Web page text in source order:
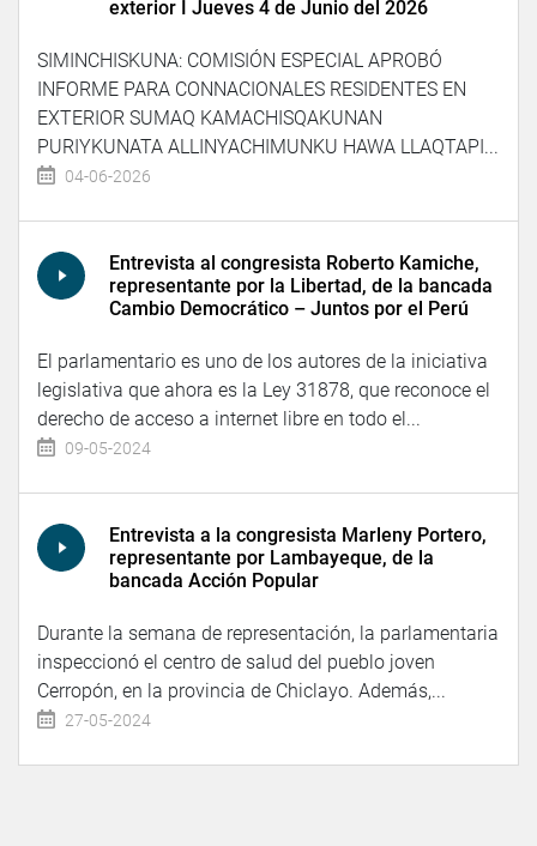
exterior I Jueves 4 de Junio del 2026
SIMINCHISKUNA: COMISIÓN ESPECIAL APROBÓ
INFORME PARA CONNACIONALES RESIDENTES EN
EXTERIOR SUMAQ KAMACHISQAKUNAN
PURIYKUNATA ALLINYACHIMUNKU HAWA LLAQTAPI...
04-06-2026
Entrevista al congresista Roberto Kamiche,
representante por la Libertad, de la bancada
Cambio Democrático – Juntos por el Perú
El parlamentario es uno de los autores de la iniciativa
legislativa que ahora es la Ley 31878, que reconoce el
derecho de acceso a internet libre en todo el...
09-05-2024
Entrevista a la congresista Marleny Portero,
representante por Lambayeque, de la
bancada Acción Popular
Durante la semana de representación, la parlamentaria
inspeccionó el centro de salud del pueblo joven
Cerropón, en la provincia de Chiclayo. Además,...
27-05-2024